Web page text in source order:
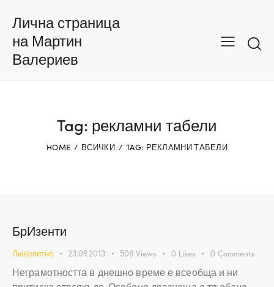
Лична страница
на Мартин
Валериев
Tag: рекламни табели
HOME ВСИЧКИ TAG: РЕКЛАМНИ ТАБЕЛИ
БрИзенти
Любопитно 23.09.2013 508 Views 0 Likes 0 Comments
Неграмотността в днешно време е всеобща и ни